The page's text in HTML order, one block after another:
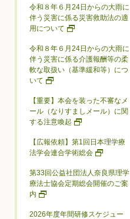
令和８年６月24日からの大雨に
伴う災害に係る災害救助法の適
用について
令和８年６月24日からの大雨に
伴う災害に係る介護報酬等の柔
軟な取扱い（基準緩和等）につ
いて
【重要】本会を装った不審なメ
ール（なりすましメール）に関
する注意喚起
【広報依頼】第1回日本理学療
法学会連合学術総会
第33回公益社団法人奈良県理学
療法士協会定期総会開催のご案
内
2026年度年間研修スケジュー